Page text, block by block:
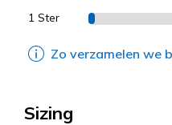
1 Ster
Zo verzamelen we
Sizing